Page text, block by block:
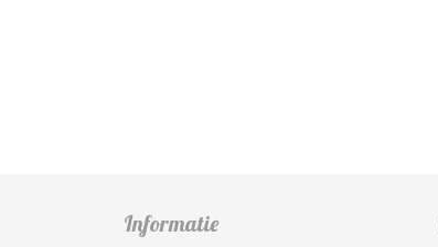
Informatie